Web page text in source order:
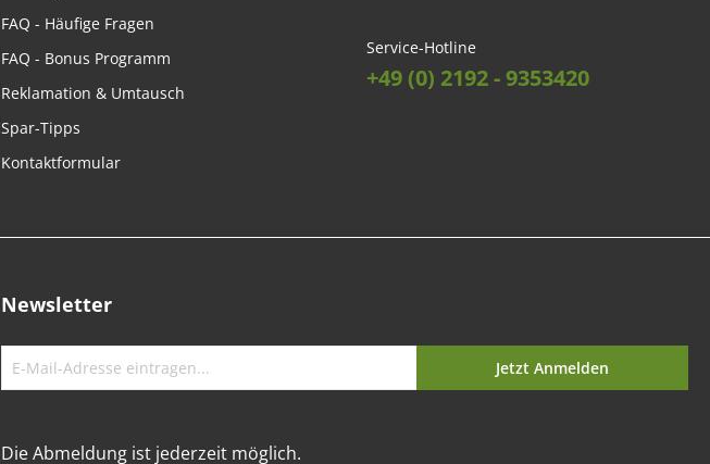
FAQ - Häufige Fragen
FAQ - Bonus Programm
Reklamation & Umtausch
Spar-Tipps
Kontaktformular
Service-Hotline
+49 (0) 2192 - 9353420
Newsletter
Jetzt Anmelden
Die Abmeldung ist jederzeit möglich.